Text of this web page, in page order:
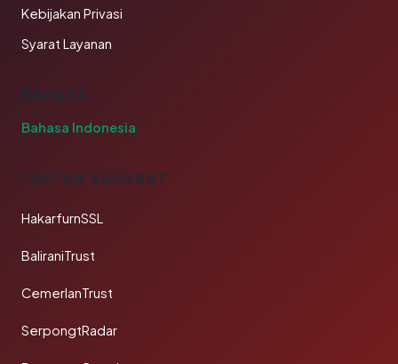
Kebijakan Privasi
Syarat Layanan
BAHASA
Bahasa Indonesia
TAUTAN SAHABAT
HakarfurnSSL
BaliraniTrust
CemerlanTrust
SerpongtRadar